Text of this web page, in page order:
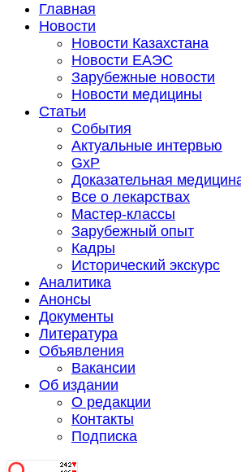
Главная
Новости
Новости Казахстана
Новости ЕАЭС
Зарубежные новости
Новости медицины
Статьи
События
Актуальные интервью
GxP
Доказательная
Все о лекарствах
Мастер-классы
Зарубежный опыт
Кадры
Исторический экскурс
Аналитика
Анонсы
Документы
Литература
Объявления
Вакансии
Об издании
О редакции
Контакты
Подписка